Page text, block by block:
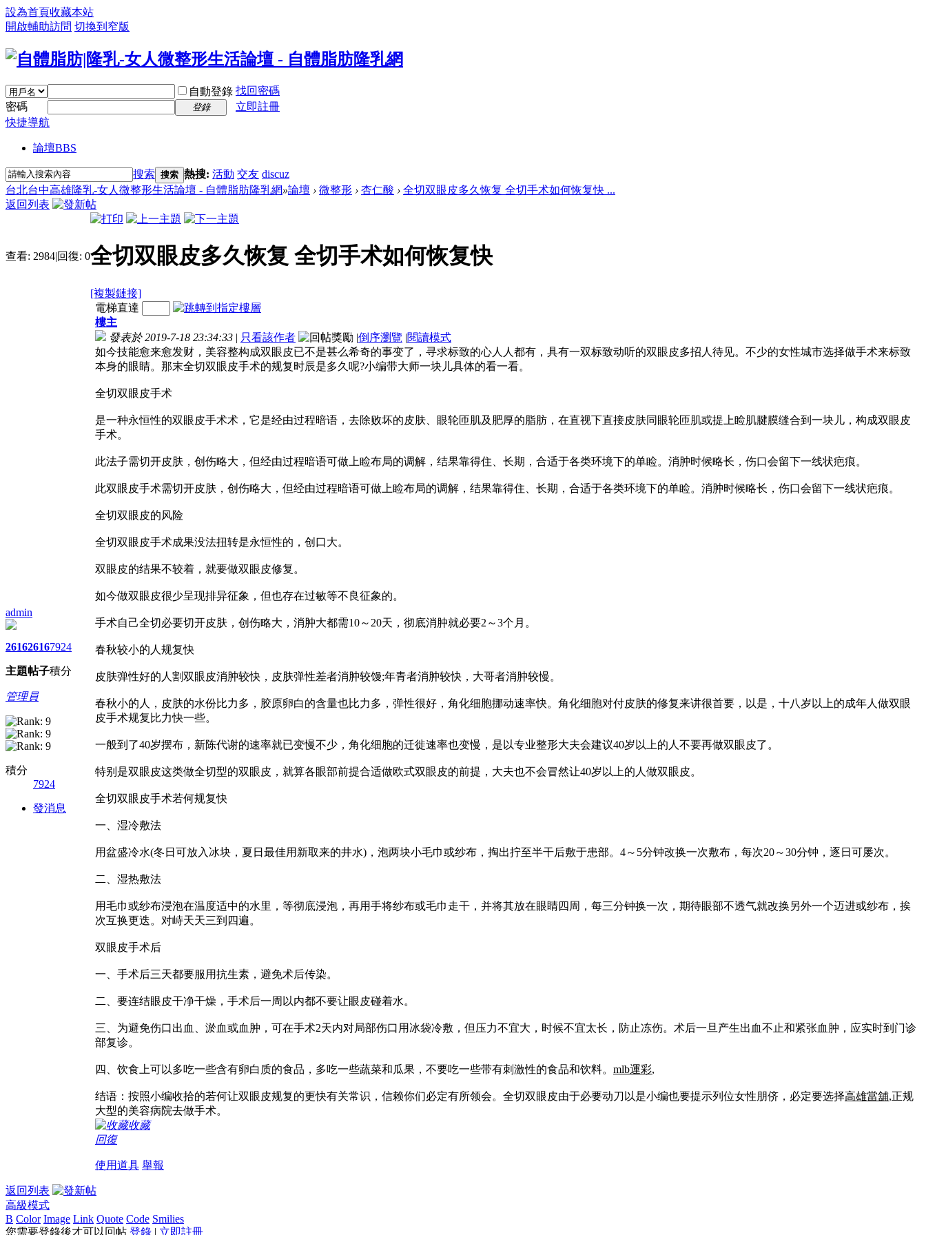
設為首頁收藏本站
開啟輔助訪問 切換到窄版
自動登錄 找回密碼
密碼
登錄
立即註冊
快捷導航
論壇BBS
搜索 搜索 熱搜: 活動 交友 discuz
台北台中高雄隆乳-女人微整形生活論壇 - 自體脂肪隆乳網»論壇 › 微整形 › 杏仁酸 › 全切双眼皮多久恢复 全切手术如何恢复快 ...
返回列表
查看: 2984|回復: 0全切双眼皮多久恢复 全切手术如何恢复快
[複製鏈接]
admin
2616
主題
2616
帖子
7924
積分
管理員
積分
7924
發消息
電梯直達
樓主
發表於 2019-7-18 23:34:33 | 只看該作者 |倒序瀏覽 |閱讀模式
如今技能愈来愈发财，美容整构成双眼皮已不是甚么希奇的事变了，寻求标致的心人人都有，具有一双标致动听的双眼皮多招人待见。不少的女性城市选择做手术来标致
本身的眼睛。那末全切双眼皮手术的规复时辰是多久呢?小编带大师一块儿具体的看一看。
全切双眼皮手术
是一种永恒性的双眼皮手术术，它是经由过程暗语，去除败坏的皮肤、眼轮匝肌及肥厚的脂肪，在直视下直接皮肤同眼轮匝肌或提上睑肌腱膜缝合到一块儿，构成双眼皮
手术。
此法子需切开皮肤，创伤略大，但经由过程暗语可做上睑布局的调解，结果靠得住、长期，合适于各类环境下的单睑。消肿时候略长，伤口会留下一线状疤痕。
此双眼皮手术需切开皮肤，创伤略大，但经由过程暗语可做上睑布局的调解，结果靠得住、长期，合适于各类环境下的单睑。消肿时候略长，伤口会留下一线状疤痕。
全切双眼皮的风险
全切双眼皮手术成果没法扭转是永恒性的，创口大。
双眼皮的结果不较着，就要做双眼皮修复。
如今做双眼皮很少呈现排异征象，但也存在过敏等不良征象的。
手术自己全切必要切开皮肤，创伤略大，消肿大都需10～20天，彻底消肿就必要2～3个月。
春秋较小的人规复快
皮肤弹性好的人割双眼皮消肿较快，皮肤弹性差者消肿较馒;年青者消肿较快，大哥者消肿较慢。
春秋小的人，皮肤的水份比力多，胶原卵白的含量也比力多，弹性很好，角化细胞挪动速率快。角化细胞对付皮肤的修复来讲很首要，以是，十八岁以上的成年人做双眼
皮手术规复比力快一些。
一般到了40岁摆布，新陈代谢的速率就已变慢不少，角化细胞的迁徙速率也变慢，是以专业整形大夫会建议40岁以上的人不要再做双眼皮了。
特别是双眼皮这类做全切型的双眼皮，就算各眼部前提合适做欧式双眼皮的前提，大夫也不会冒然让40岁以上的人做双眼皮。
全切双眼皮手术若何规复快
一、湿冷敷法
用盆盛冷水(冬日可放入冰块，夏日最佳用新取来的井水)，泡两块小毛巾或纱布，掏出拧至半干后敷于患部。4～5分钟改换一次敷布，每次20～30分钟，逐日可屡次。
二、湿热敷法
用毛巾或纱布浸泡在温度适中的水里，等彻底浸泡，再用手将纱布或毛巾走干，并将其放在眼睛四周，每三分钟换一次，期待眼部不透气就改换另外一个迈进或纱布，挨
次互换更迭。对峙天天三到四遍。
双眼皮手术后
一、手术后三天都要服用抗生素，避免术后传染。
二、要连结眼皮干净干燥，手术后一周以内都不要让眼皮碰着水。
三、为避免伤口出血、淤血或血肿，可在手术2天内对局部伤口用冰袋冷敷，但压力不宜大，时候不宜太长，防止冻伤。术后一旦产生出血不止和紧张血肿，应实时到门诊
部复诊。
四、饮食上可以多吃一些含有卵白质的食品，多吃一些蔬菜和瓜果，不要吃一些带有刺激性的食品和饮料。 mlb運彩,
结语：按照小编收拾的若何让双眼皮规复的更快有关常识，信赖你们必定有所领会。全切双眼皮由于必要动刀以是小编也要提示列位女性朋侪，必定要选择高雄當舖,正规
大型的美容病院去做手术。
收藏
回復
使用道具 舉報
返回列表
高級模式
B Color Image Link Quote Code Smilies
您需要登錄後才可以回帖 登錄 | 立即註冊